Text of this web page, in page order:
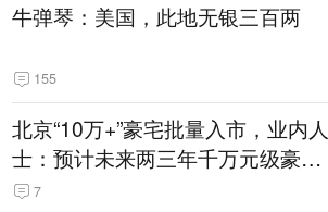
牛弹琴：美国，此地无银三百两
155
北京“10万+”豪宅批量入市，业内人
士：预计未来两三年千万元级豪宅
潜在供应达万套！谁在买单？
7